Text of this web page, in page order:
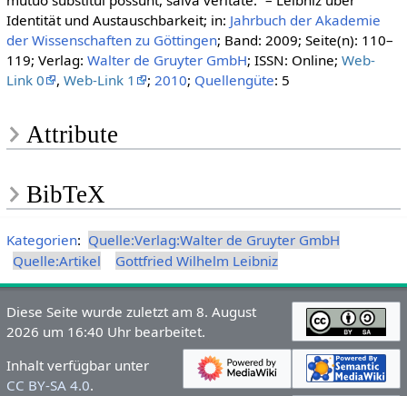
Identität und Austauschbarkeit; in: Jahrbuch der Akademie
der Wissenschaften zu Göttingen; Band: 2009; Seite(n): 110–
119; Verlag: Walter de Gruyter GmbH; ISSN: Online; Web-
Link 0
, Web-Link 1 ; 2010; Quellengüte: 5
Attribute
BibTeX
Kategorien: Quelle:Verlag:Walter de Gruyter GmbH
Quelle:Artikel
Gottfried Wilhelm Leibniz
Diese Seite wurde zuletzt am 8. August
2026 um 16:40 Uhr bearbeitet.
Inhalt verfügbar unter
CC BY-SA 4.0.